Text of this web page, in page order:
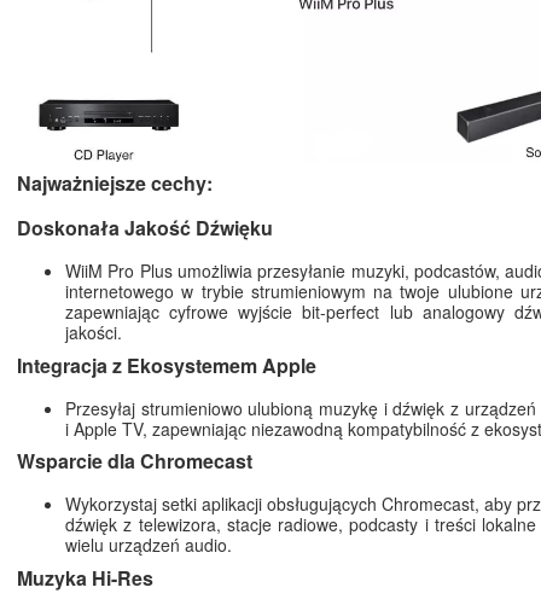
Najważniejsze cechy:
Doskonała Jakość Dźwięku
WiiM Pro Plus umożliwia przesyłanie muzyki, podcastów,
internetowego w trybie strumieniowym na twoje ulubione
zapewniając cyfrowe wyjście bit-perfect lub analogowy
jakości.
Integracja z Ekosystemem Apple
Przesyłaj strumieniowo ulubioną muzykę i dźwięk z
i Apple TV, zapewniając niezawodną kompatybilność z
Wsparcie dla Chromecast
Wykorzystaj setki aplikacji obsługujących Chromecast, aby
dźwięk z telewizora, stacje radiowe, podcasty i treści
wielu urządzeń audio.
Muzyka Hi-Res